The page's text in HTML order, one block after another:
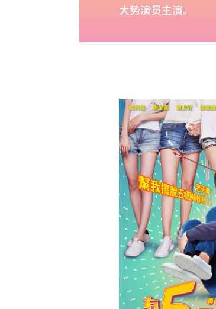
大势演员主演。